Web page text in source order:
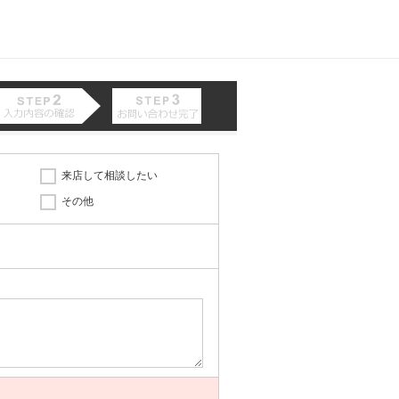
来店して相談したい
その他